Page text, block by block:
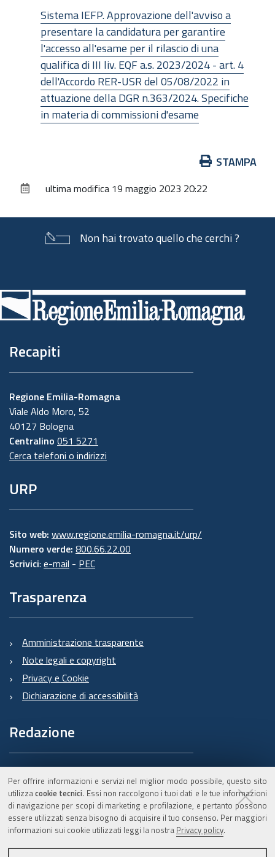
Per offrire informazioni e servizi nel miglior modo possibile, questo sito
utilizzacookie tecnici. Essi non raccolgono i tuoi dati e le tue informazioni
di navigazione per scopi di marketing e profilazione, e pertanto possono
essere utilizzati senza bisogno di acquisire il tuo consenso. Per maggiori
informazioni sui cookie utilizzati leggi la nostra Privacy policy.
Sistema IEFP. Approvazione dell'avviso a
presentare la candidatura per garantire
l'accesso all'esame per il rilascio di una
qualifica di III liv. EQF a.s. 2023/2024 - art. 4
dell'Accordo RER-USR del 05/08/2022 in
attuazione della DGR n.363/2024. Specifiche
in materia di commissioni d'esame
documento
STAMPA
ultima modifica 19 maggio 2023 20:22
Non hai trovato quello che cerchi ?
di
pagina
Recapiti
Regione Emilia-Romagna
Viale Aldo Moro, 52
40127 Bologna
Centralino 051 5271
Cerca telefoni o indirizzi
URP
Sito web: www.regione.emilia-romagna.it/urp/
Numero verde: 800.66.22.00
Scrivici: e-mail - PEC
Trasparenza
Amministrazione trasparente
Note legali e copyright
Privacy e Cookie
Dichiarazione di accessibilità
Redazione
Informazioni sul Burert
e contatti
C.F. 800.625.903.79